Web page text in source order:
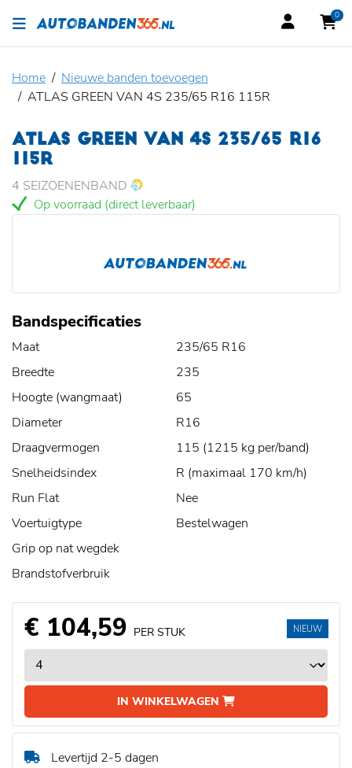
0
Home
Nieuwe banden toevoegen
ATLAS GREEN VAN 4S 235/65 R16 115R
ATLAS GREEN VAN 4S 235/65 R16
115R
4 SEIZOENENBAND
Op voorraad (direct leverbaar)
Bandspecificaties
Maat
235/65 R16
Breedte
235
Hoogte (wangmaat)
65
Diameter
R16
Draagvermogen
115 (1215 kg per/band)
Snelheidsindex
R (maximaal 170 km/h)
Run Flat
Nee
Voertuigtype
Bestelwagen
Grip op nat wegdek
Brandstofverbruik
€ 104,59 PER STUK
IN WINKELWAGEN
NIEUW
Levertijd 2-5 dagen